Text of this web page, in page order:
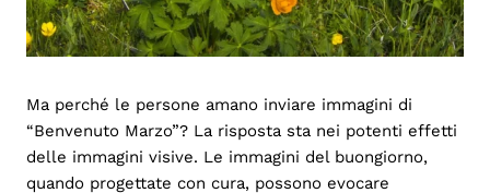
Ma perché le persone amano inviare immagini di
“Benvenuto Marzo”? La risposta sta nei potenti effetti
delle immagini visive. Le immagini del buongiorno,
quando progettate con cura, possono evocare